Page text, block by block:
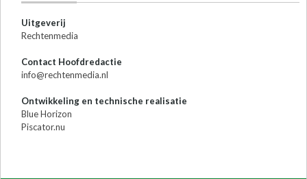
Uitgeverij
Rechtenmedia
Contact Hoofdredactie
info@rechtenmedia.nl
Ontwikkeling en technische realisatie
Blue Horizon
Piscator.nu